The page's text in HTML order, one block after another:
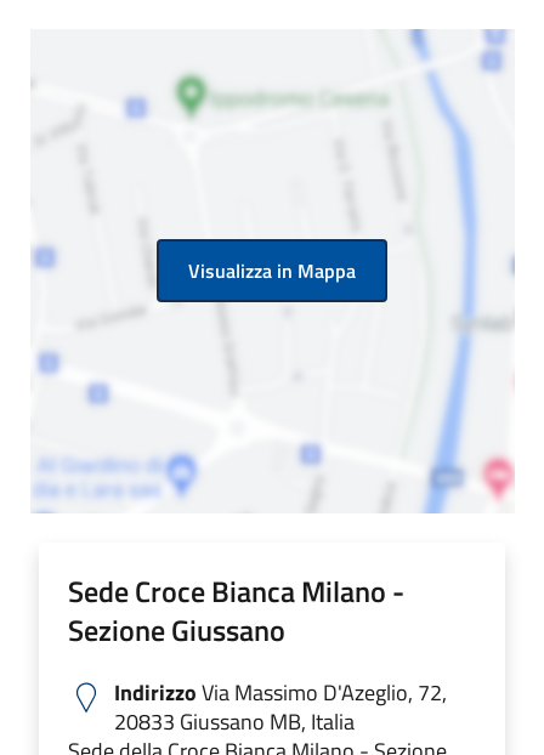
Visualizza in Mappa
Sede Croce Bianca Milano -
Sezione Giussano
IndirizzoVia Massimo D'Azeglio, 72,
20833 Giussano MB, Italia